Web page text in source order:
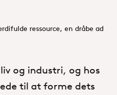
ressource, en dråbe ad
liv og industri, og hos
til at forme dets